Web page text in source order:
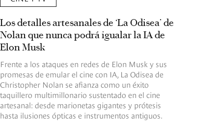
Los detalles artesanales de ‘La Odisea’ de
Nolan que nunca podrá igualar la IA de
Elon Musk
Frente a los ataques en redes de Elon Musk y sus
promesas de emular el cine con IA, La Odisea de
Christopher Nolan se afianza como un éxito
taquillero multimillonario sustentado en el cine
artesanal: desde marionetas gigantes y prótesis
hasta ilusiones ópticas e instrumentos antiguos.